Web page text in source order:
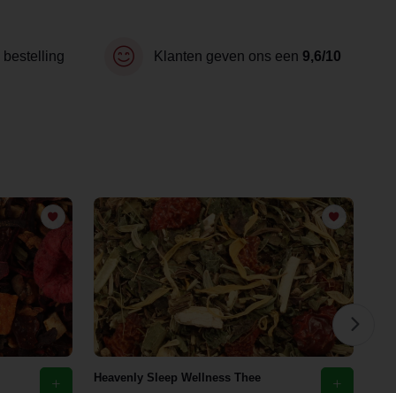
bestelling Klanten geven ons een 9,6/10
Heavenly Sleep Wellness Thee